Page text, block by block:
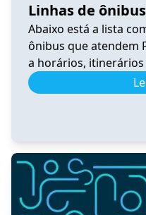
Linhas de
Abaixo está a lista
ônibus que atendem
a horários,
atualizadas. 0.531
Fercal – Tempo Real
horários 0.550
Sobradinho […]